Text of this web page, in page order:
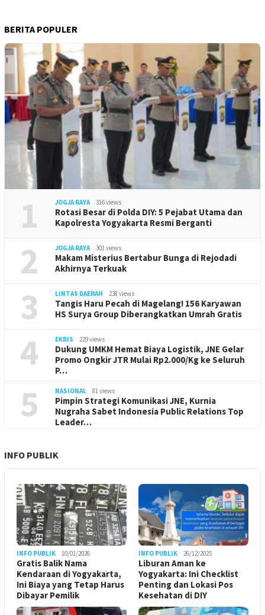
BERITA POPULER
1 JOGJA RAYA 316 views
Rotasi Besar di Polda DIY: 5 Pejabat Utama dan
Kapolresta Yogyakarta Resmi Berganti
2 JOGJA RAYA 301 views
Makam Misterius Bertabur Bunga di Rejodadi
Akhirnya Terkuak
3 LINTAS DAERAH 238 views
Tangis Haru Pecah di Magelang! 156 Karyawan
HS Surya Group Diberangkatkan Umrah Gratis
4 EKBIS 229 views
Dukung UMKM Hemat Biaya Logistik, JNE Gelar
Promo Ongkir JTR Mulai Rp2.000/Kg ke Seluruh
P…
5 NASIONAL 81 views
Pimpin Strategi Komunikasi JNE, Kurnia
Nugraha Sabet Indonesia Public Relations Top
Leader…
INFO PUBLIK
INFO PUBLIK 10/01/2026
Gratis Balik Nama
Kendaraan di Yogyakarta,
Ini Biaya yang Tetap Harus
Dibayar Pemilik
INFO PUBLIK 26/12/2025
Liburan Aman ke
Yogyakarta: Ini Checklist
Penting dan Lokasi Pos
Kesehatan di DIY